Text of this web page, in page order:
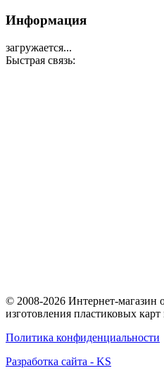
Информация
загружается...
Быстрая связь:
© 2008-2026 Интернет-магазин
изготовления пластиковых карт
Политика конфиденциальности
Разработка сайта - KS